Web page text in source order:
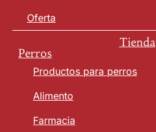
Oferta
Tienda
Perros
Productos para perros
Alimento
Farmacia